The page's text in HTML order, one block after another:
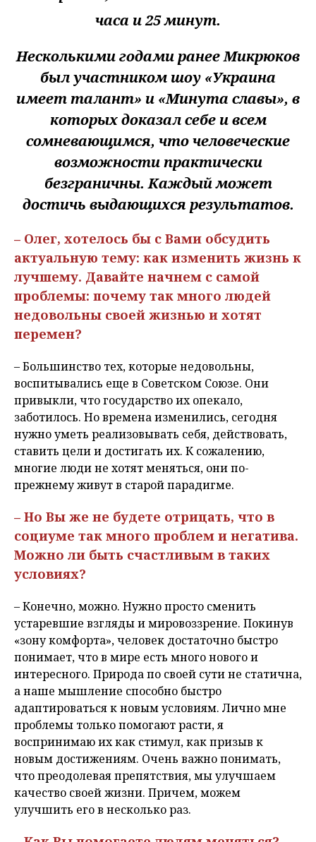
часа и 25 минут.
Несколькими годами ранее Микрюков
был участником шоу «Украина
имеет талант» и «Минута славы», в
которых доказал себе и всем
сомневающимся, что человеческие
возможности практически
безграничны. Каждый может
достичь выдающихся результатов.
– Олег, хотелось бы с Вами обсудить
актуальную тему: как изменить жизнь к
лучшему. Давайте начнем с самой
проблемы: почему так много людей
недовольны своей жизнью и хотят
перемен?
– Большинство тех, которые недовольны,
воспитывались еще в Советском Союзе. Они
привыкли, что государство их опекало,
заботилось. Но времена изменились, сегодня
нужно уметь реализовывать себя, действовать,
ставить цели и достигать их. К сожалению,
многие люди не хотят меняться, они по-
прежнему живут в старой парадигме.
– Но Вы же не будете отрицать, что в
социуме так много проблем и негатива.
Можно ли быть счастливым в таких
условиях?
– Конечно, можно. Нужно просто сменить
устаревшие взгляды и мировоззрение. Покинув
«зону комфорта», человек достаточно быстро
понимает, что в мире есть много нового и
интересного. Природа по своей сути не статична,
а наше мышление способно быстро
адаптироваться к новым условиям. Лично мне
проблемы только помогают расти, я
воспринимаю их как стимул, как призыв к
новым достижениям. Очень важно понимать,
что преодолевая препятствия, мы улучшаем
качество своей жизни. Причем, можем
улучшить его в несколько раз.